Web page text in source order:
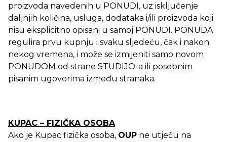
proizvoda navedenih u PONUDI, uz isključenje
daljnjih količina, usluga, dodataka i/ili proizvoda koji
nisu eksplicitno opisani u samoj PONUDI. PONUDA
regulira prvu kupnju i svaku sljedeću, čak i nakon
nekog vremena, i može se izmijeniti samo novom
PONUDOM od strane STUDIJO-a ili posebnim
pisanim ugovorima između stranaka.
KUPAC – FIZIČKA OSOBA
Ako je Kupac fizička osoba, OUP ne utječu na